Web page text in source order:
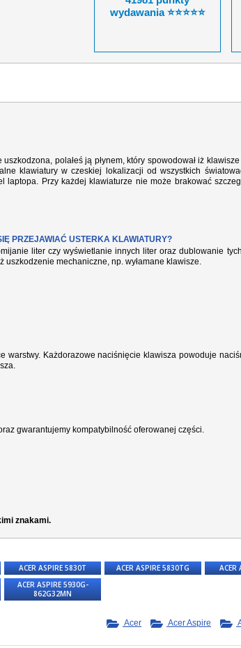
wydawania ⭐⭐⭐⭐⭐
polałeś ją płynem, który spowodował iż
klawiatury w czeskiej lokalizacji od wszystkich
Przy każdej klawiaturze nie może brakować
PRZEJAWIAĆ USTERKA KLAWIATURY?
liter czy wyświetlanie innych liter oraz dublowanie
uszkodzenie mechaniczne, np. wyłamane klawisze.
warstwy. Każdorazowe naciśnięcie klawisza powoduje
gwarantujemy kompatybilność oferowanej części.
znakami.
ACER ASPIRE 5830T ACER ASPIRE 5830TG ACER
ACER ASPIRE 5930G-
862G32MN
Acer Acer Aspire